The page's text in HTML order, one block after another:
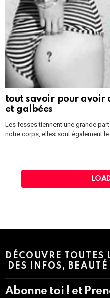
tout savoir pour avoir
et galbées
Les fesses tiennent une grande
notre corps, elles sont également le
DÉCOUVRE TOUTES
DES INFOS,
Abonne toi ! et